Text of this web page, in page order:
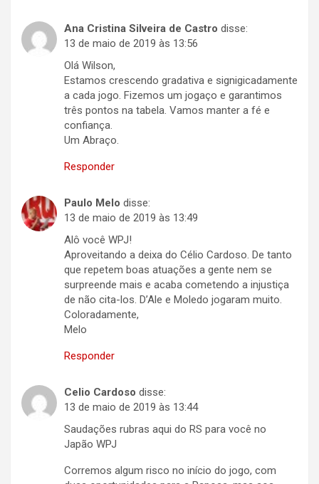
Ana Cristina Silveira de Castro disse:
13 de maio de 2019 às 13:56
Olá Wilson,
Estamos crescendo gradativa e signigicadamente
a cada jogo. Fizemos um jogaço e garantimos
três pontos na tabela. Vamos manter a fé e
confiança.
Um Abraço.
Responder
Paulo Melo disse:
13 de maio de 2019 às 13:49
Alô você WPJ!
Aproveitando a deixa do Célio Cardoso. De tanto
que repetem boas atuações a gente nem se
surpreende mais e acaba cometendo a injustiça
de não cita-los. D’Ale e Moledo jogaram muito.
Coloradamente,
Melo
Responder
Celio Cardoso disse:
13 de maio de 2019 às 13:44
Saudações rubras aqui do RS para você no
Japão WPJ
Corremos algum risco no início do jogo, com